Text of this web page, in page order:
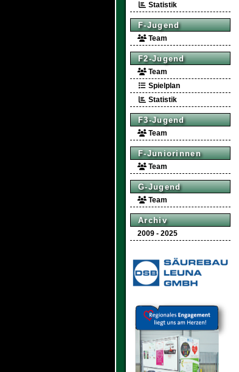
Statistik
F-Jugend
Team
F2-Jugend
Team
Spielplan
Statistik
F3-Jugend
Team
F-Juniorinnen
Team
G-Jugend
Team
Archiv
2009 - 2025